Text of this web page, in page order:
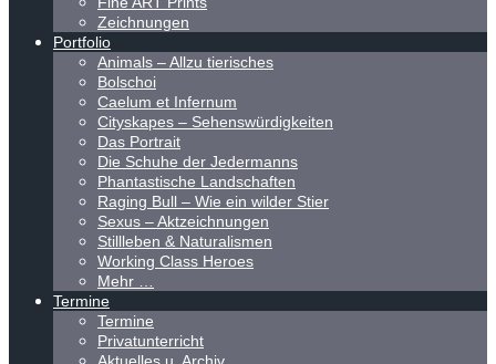
Zeichnungen
Portfolio
Animals – Allzu tierisches
Bolschoi
Caelum et Infernum
Cityskapes – Sehenswürdigkeiten
Das Portrait
Die Schuhe der Jedermanns
Phantastische Landschaften
Raging Bull – Wie ein wilder Stier
Sexus – Aktzeichnungen
Stillleben & Naturalismen
Working Class Heroes
Mehr …
Termine
Termine
Privatunterricht